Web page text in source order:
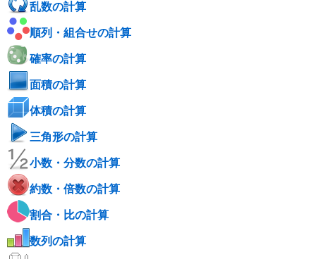
乱数の計算
順列・組合せの計算
確率の計算
面積の計算
体積の計算
三角形の計算
小数・分数の計算
約数・倍数の計算
割合・比の計算
数列の計算